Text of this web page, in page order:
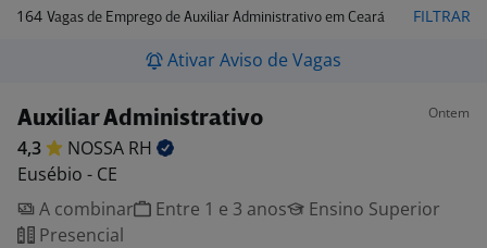
164 Vagas de Emprego de Auxiliar Administrativo em Ceará FILTRAR
Ativar Aviso de Vagas
Auxiliar Administrativo Ontem
4,3 NOSSA RH
Eusébio - CE
A combinar
Entre 1 e 3 anos
Ensino Superior
Presencial